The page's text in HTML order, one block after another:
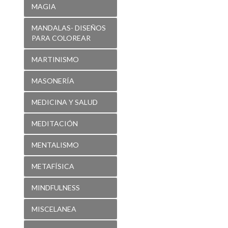
MAGIA
MANDALAS- DISEÑOS
PARA COLOREAR
MARTINISMO
MASONERÍA
MEDICINA Y SALUD
MEDITACIÓN
MENTALISMO
METAFÍSICA
MINDFULNESS
MISCELANEA